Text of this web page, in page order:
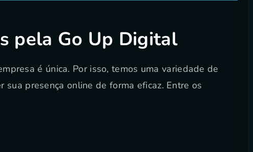
pela Go Up Digital
é única. Por isso, temos uma variedade de
presença online de forma eficaz. Entre os